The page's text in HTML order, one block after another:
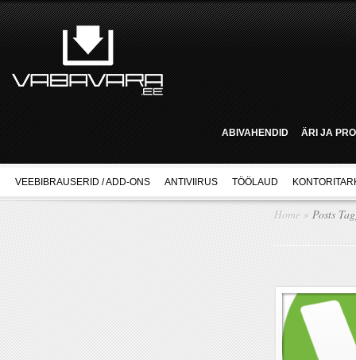
ABIVAHENDID ÄRI JA
VEEBIBRAUSERID / ADD-ONS ANTIVIIRUS TÖÖLAUD
Home » Posts